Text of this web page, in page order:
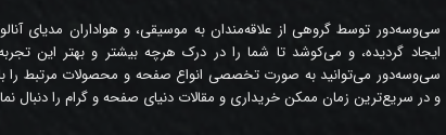
سی‌وسه‌دور توسط گروهی از علاقه‌مندان به موسیقی، و هواداران مدیای
ایجاد گردیده، و می‌کوشد تا شما را در درک هرچه بیشتر و بهتر این
سی‌وسه‌دور می‌توانید به صورت تخصصی انواع صفحه و محصولات مرتبط را با
و در سریع‌ترین زمان ممکن خریداری و مقالات دنیای صفحه و گرام را دنبال